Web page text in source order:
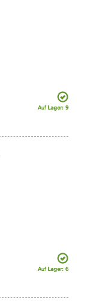
Auf Lager: 9
Auf Lager: 6